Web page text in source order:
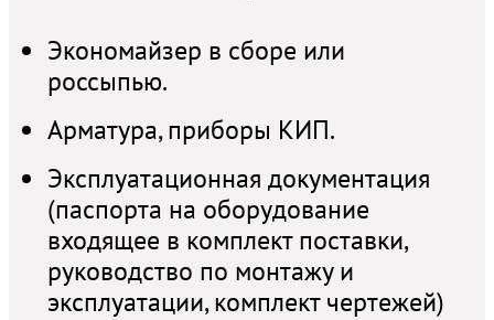
Экономайзер в сборе или
россыпью.
Арматура, приборы КИП.
Эксплуатационная документация
(паспорта на оборудование
входящее в комплект поставки,
руководство по монтажу и
эксплуатации, комплект чертежей)